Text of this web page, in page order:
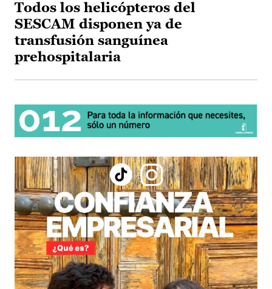
Todos los helicópteros del
SESCAM disponen ya de
transfusión sanguínea
prehospitalaria